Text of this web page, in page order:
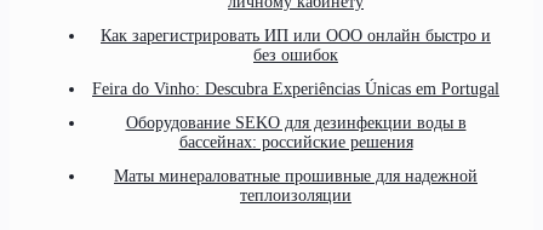
Как зарегистрировать ИП или ООО онлайн быстро и
без ошибок
Feira do Vinho: Descubra Experiências Únicas em Portugal
Оборудование SEKO для дезинфекции воды в
бассейнах: российские решения
Маты минераловатные прошивные для надежной
теплоизоляции